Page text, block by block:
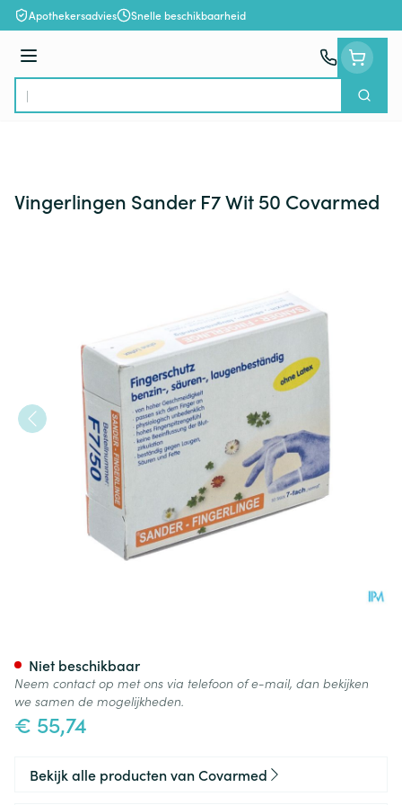
Ga naar de inhoud
Apothekersadvies Snelle beschikbaarheid
Menu
Product, merk, categorie...
Zoek
Vingerlingen Sander F7 Wit 50 Covarmed
€ 55,74
Niet beschikbaar
Neem contact op met ons via telefoon of e-mail, dan bekijken
we samen de mogelijkheden.
Bekijk alle producten van Covarmed